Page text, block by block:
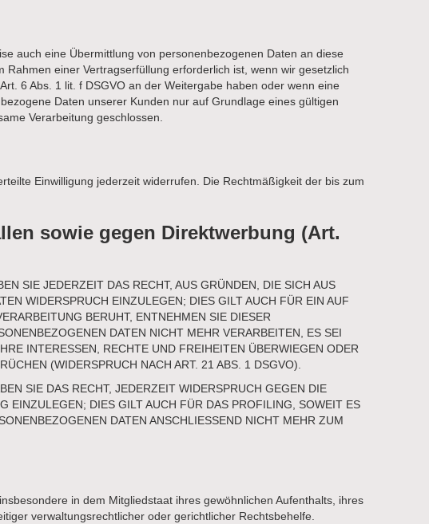
auch eine Übermittlung von personenbezogenen Daten an diese
einer Vertragserfüllung erforderlich ist, wenn wir gesetzlich
6 Abs. 1 lit. f DSGVO an der Weitergabe haben oder wenn eine
Daten unserer Kunden nur auf Grundlage eines gültigen
Verarbeitung geschlossen.
Einwilligung jederzeit widerrufen. Die Rechtmäßigkeit der bis zum
sowie gegen Direktwerbung (Art.
SIE JEDERZEIT DAS RECHT, AUS GRÜNDEN, DIE SICH AUS
WIDERSPRUCH EINZULEGEN; DIES GILT AUCH FÜR EIN AUF
BERUHT, ENTNEHMEN SIE DIESER
DATEN NICHT MEHR VERARBEITEN, ES SEI
INTERESSEN, RECHTE UND FREIHEITEN ÜBERWIEGEN ODER
(WIDERSPRUCH NACH ART. 21 ABS. 1 DSGVO).
SIE DAS RECHT, JEDERZEIT WIDERSPRUCH GEGEN DIE
EINZULEGEN; DIES GILT AUCH FÜR DAS PROFILING, SOWEIT ES
DATEN ANSCHLIESSEND NICHT MEHR ZUM
in dem Mitgliedstaat ihres gewöhnlichen Aufenthalts, ihres
verwaltungsrechtlicher oder gerichtlicher Rechtsbehelfe.